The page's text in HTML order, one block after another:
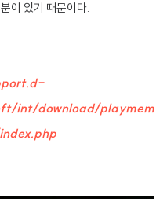
이 있기 때문이다.
int/download/playmem